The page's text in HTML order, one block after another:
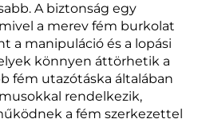
A biztonság egy
a merev fém burkolat
a manipuláció és a lopási
könnyen áttörhetik a
fém utazótáska általában
rendelkezik,
a fém szerkezettel